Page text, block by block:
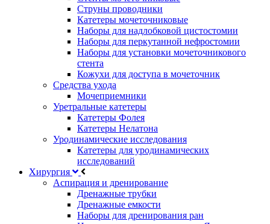
Струны проводники
Катетеры мочеточниковые
Наборы для надлобковой цистостомии
Наборы для перкутанной нефростомии
Наборы для установки мочеточникового
стента
Кожухи для доступа в мочеточник
Средства ухода
Мочеприемники
Уретральные катетеры
Катетеры Фолея
Катетеры Нелатона
Уродинамические исследования
Катетеры для уродинамических
исследований
Хирургия
Аспирация и дренирование
Дренажные трубки
Дренажные емкости
Наборы для дренирования ран